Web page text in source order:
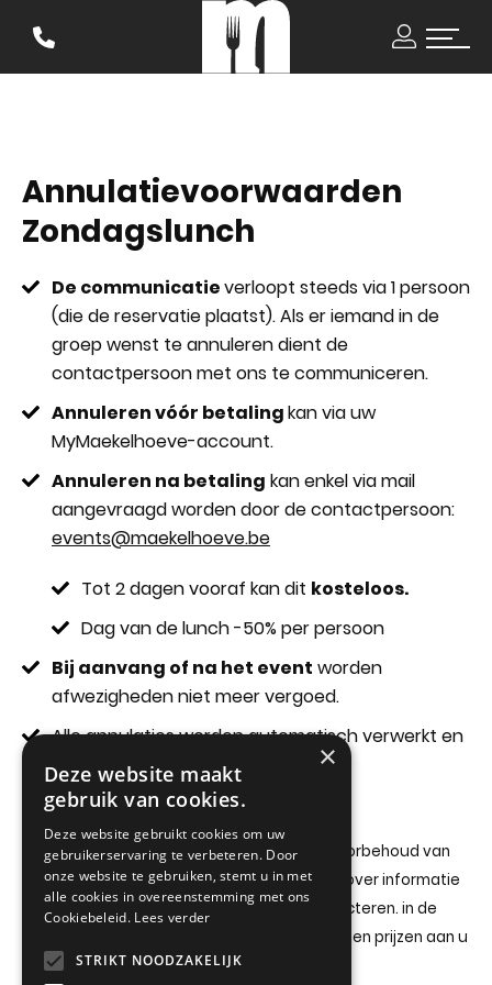
Annulatievoorwaarden
Zondagslunch
De communicatieverloopt steeds via 1 persoon
(die de reservatie plaatst). Als er iemand in de
groep wenst te annuleren dient de
contactpersoon met ons te communiceren.
Annuleren vóór betalingkan via uw
MyMaekelhoeve-account.
Annuleren na betaling kan enkel via mail
aangevraagd worden door de contactpersoon:
events@maekelhoeve.be
Tot 2 dagen vooraf kan dit kosteloos.
Dag van de lunch -50% per persoon
Bij aanvang of na het event worden
afwezigheden niet meer vergoed.
Alle annulaties worden automatisch verwerkt en
na het event terugbetaald.
VORIGE PAGINA
Alle informatie op onze websites is onder voorbehoud van
druk- en typefouten. Mocht u onzeker zijn over informatie
of prijzen, aarzel dan zeker niet ons te contacteren. in de
mailing wordt steeds de correcte informatie en prijzen aan u
bevestigd.
×
Deze website maakt
gebruik van cookies.
Deze website gebruikt cookies om uw
gebruikerservaring te verbeteren. Door
onze website te gebruiken, stemt u in met
alle cookies in overeenstemming met ons
Cookiebeleid. Lees verder
STRIKT NOODZAKELIJK